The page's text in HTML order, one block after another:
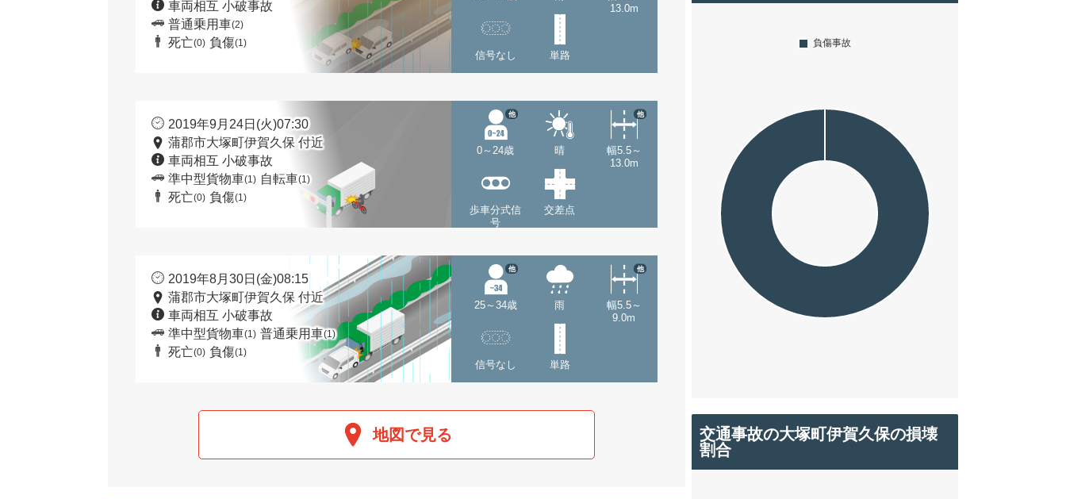
車両相互 小破事故
普通乗用車(2)
死亡(0) 負傷(1)
13.0m
信号なし 単路
2019年9月24日(火)07:30
蒲郡市大塚町伊賀久保 付近
車両相互 小破事故
準中型貨物車(1) 自転車(1)
死亡(0) 負傷(1)
0～24歳
他
晴
幅5.5～
13.0m
他
歩車分式信
号
交差点
2019年8月30日(金)08:15
蒲郡市大塚町伊賀久保 付近
車両相互 小破事故
準中型貨物車(1) 普通乗用車(1)
死亡(0) 負傷(1)
25～34歳
他
雨
幅5.5～
9.0m
他
信号なし 単路
地図で見る
交通事故の大塚町伊賀久保の損壊
割合